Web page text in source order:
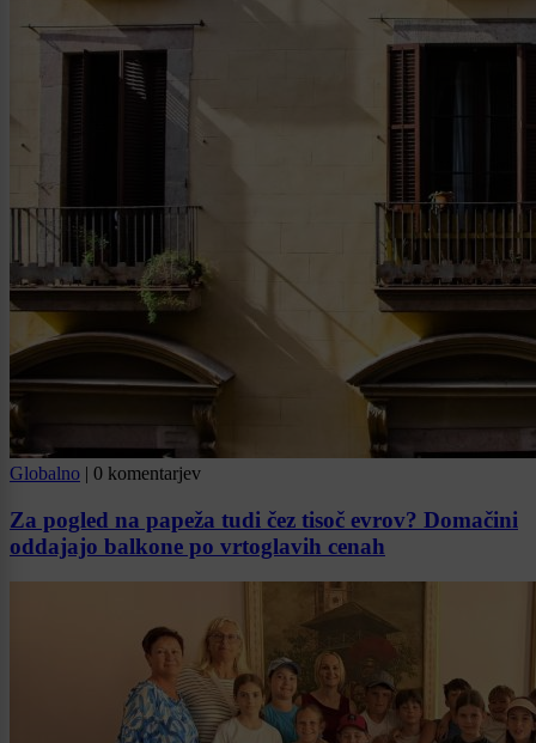
Globalno | 0 komentarjev
Za pogled na papeža tudi čez tisoč evrov? Domačini
oddajajo balkone po vrtoglavih cenah